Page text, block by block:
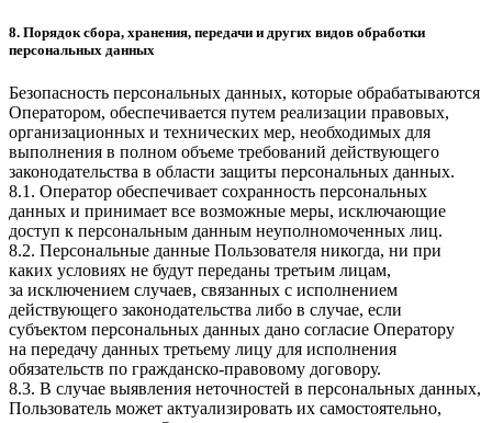
8. Порядок сбора, хранения, передачи и других видов обработки
персональных данных
Безопасность персональных данных, которые обрабатываются
Оператором, обеспечивается путем реализации правовых,
организационных и технических мер, необходимых для
выполнения в полном объеме требований действующего
законодательства в области защиты персональных данных.
8.1. Оператор обеспечивает сохранность персональных
данных и принимает все возможные меры, исключающие
доступ к персональным данным неуполномоченных лиц.
8.2. Персональные данные Пользователя никогда, ни при
каких условиях не будут переданы третьим лицам,
за исключением случаев, связанных с исполнением
действующего законодательства либо в случае, если
субъектом персональных данных дано согласие Оператору
на передачу данных третьему лицу для исполнения
обязательств по гражданско-правовому договору.
8.3. В случае выявления неточностей в персональных данных,
Пользователь может актуализировать их самостоятельно,